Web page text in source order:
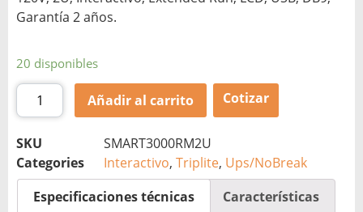
Garantía 2 años.
20 disponibles
Añadir al carrito Cotizar
SKU
SMART3000RM2U
Categories
Interactivo, Triplite, Ups/NoBreak
Especificaciones técnicas
Características